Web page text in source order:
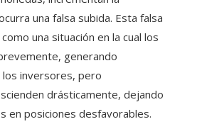
una falsa subida. Esta falsa
una situación en la cual los
generando
inversores, pero
drásticamente, dejando
en posiciones desfavorables.